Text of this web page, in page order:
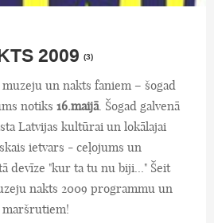
2009 (3)
un nakts faniem – šogad
notiks 16.maijā. Šogad galvenā
Latvijas kultūrai un lokālajai
ietvars - ceļojums un
devīze "kur ta tu nu biji..." Šeit
nakts 2009 programmu un
maršrutiem!